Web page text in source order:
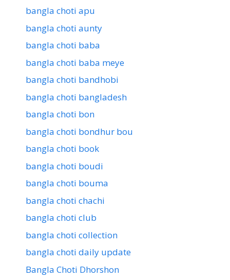
bangla choti apu
bangla choti aunty
bangla choti baba
bangla choti baba meye
bangla choti bandhobi
bangla choti bangladesh
bangla choti bon
bangla choti bondhur bou
bangla choti book
bangla choti boudi
bangla choti bouma
bangla choti chachi
bangla choti club
bangla choti collection
bangla choti daily update
Bangla Choti Dhorshon